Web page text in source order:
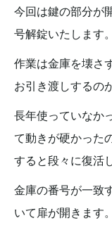
今回は鍵の部分が
号解錠いたします。
作業は金庫を壊さ
お引き渡しするの
長年使っていなか
て動きが硬かった
すると段々に復活
金庫の番号が一致
いて扉が開きます。